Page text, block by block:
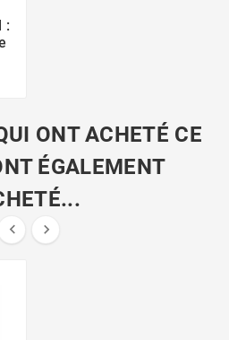
:
ONT ACHETÉ CE
ÉGALEMENT
 